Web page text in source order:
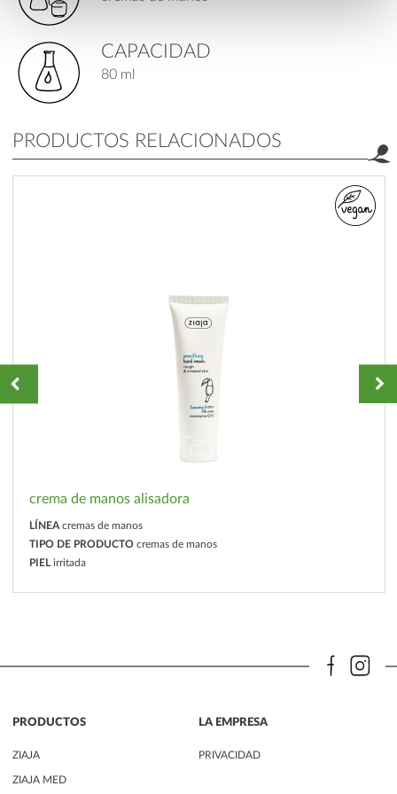
CAPACIDAD
80 ml
PRODUCTOS RELACIONADOS
crema de manos alisadora
LÍNEA cremas de manos
TIPO DE PRODUCTO cremas de manos
PIEL irritada
PRODUCTOS
ZIAJA
ZIAJA MED
LA EMPRESA
PRIVACIDAD